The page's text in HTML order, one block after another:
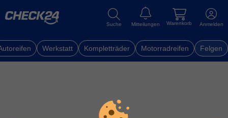
Anmelden
Warenkorb
Mitteilungen
Suche
Werkstatt Kompletträder Motorradreifen Felgen